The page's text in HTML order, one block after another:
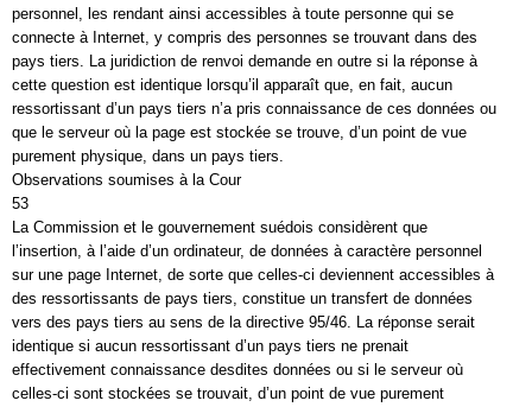
personnel, les rendant ainsi accessibles à toute personne qui se
connecte à Internet, y compris des personnes se trouvant dans des
pays tiers. La juridiction de renvoi demande en outre si la réponse à
cette question est identique lorsqu’il apparaît que, en fait, aucun
ressortissant d’un pays tiers n’a pris connaissance de ces données ou
que le serveur où la page est stockée se trouve, d’un point de vue
purement physique, dans un pays tiers.
Observations soumises à la Cour
53
La Commission et le gouvernement suédois considèrent que
l’insertion, à l’aide d’un ordinateur, de données à caractère personnel
sur une page Internet, de sorte que celles-ci deviennent accessibles à
des ressortissants de pays tiers, constitue un transfert de données
vers des pays tiers au sens de la directive 95/46. La réponse serait
identique si aucun ressortissant d’un pays tiers ne prenait
effectivement connaissance desdites données ou si le serveur où
celles-ci sont stockées se trouvait, d’un point de vue purement